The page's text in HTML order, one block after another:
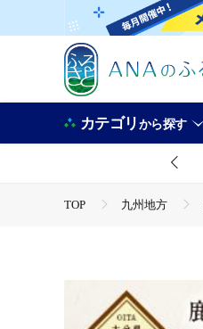
カテゴリから探す
TOP 九州地方